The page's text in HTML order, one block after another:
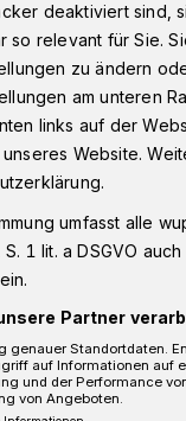
der
Stadtwerke
im
deaktiviert sind,
so relevant für Sie.
zu ändern
am unteren
links auf der
Website.
umfasst alle
1 lit. a DSGVO
Partner
genauer Standortdaten.
auf Informationen auf
und der Performance
von Angeboten.